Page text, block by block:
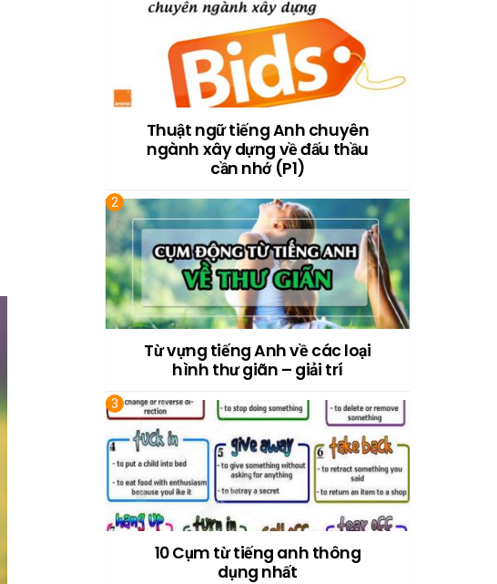
Thuật ngữ tiếng Anh chuyên
ngành xây dựng về đấu thầu
cần nhớ (P1)
Từ vựng tiếng Anh về các loại
hình thư giãn – giải trí
10 Cụm từ tiếng anh thông
dụng nhất